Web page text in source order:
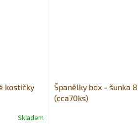
kostičky
Skladem
Španělky box - šunka
(cca70ks)